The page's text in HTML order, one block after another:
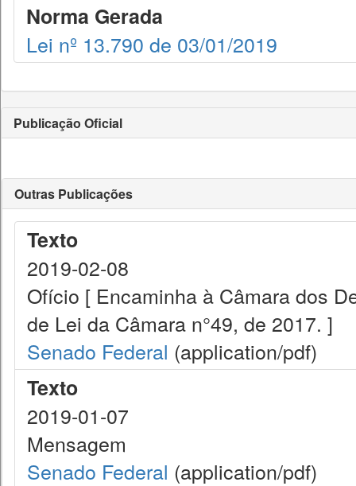
Norma Gerada
Lei nº 13.790 de 03/01/2019
Publicação Oficial
Outras Publicações
Texto
2019-02-08
Ofício [ Encaminha à Câmara dos
de Lei da Câmara n°49, de 2017. ]
Senado Federal (application/pdf)
Texto
2019-01-07
Mensagem
Senado Federal (application/pdf)